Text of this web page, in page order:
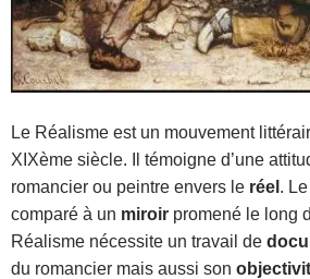
Le Réalisme est un mouvement
XIXème siècle. Il témoigne d’une
romancier ou peintre envers le réel .
comparé à un miroir promené le long
Réalisme nécessite un travail de
du romancier mais aussi son